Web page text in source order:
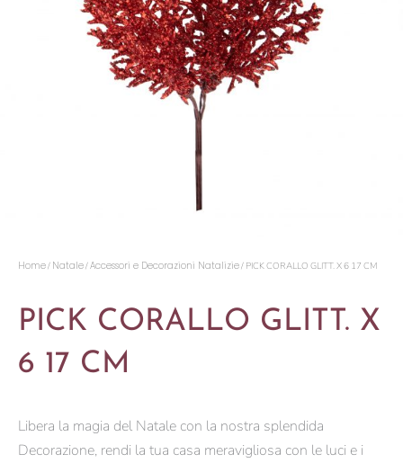
Home/ Natale/Accessori e Decorazioni Natalizie/ PICK CORALLO GLITT. X 6 17 CM
PICK CORALLO GLITT. X
6 17 CM
Libera la magia del Natale con la nostra splendida
Decorazione, rendi la tua casa meravigliosa con le luci e i